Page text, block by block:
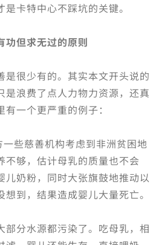
是卡特中心不踩坑的关键。
功但求无过的原则
是很少有的。其实本文开头说的
是浪费了点人力物力资源，还真
一个更严重的例子：
些慈善机构考虑到非洲贫困地
不够，估计母乳的质量也不会
儿奶粉，同时大张旗鼓地推动以
到，结果造成婴儿大量死亡。
部分水源都污染了。吃母乳，相